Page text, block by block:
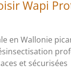
Wapi
en Wallonie
et sécurisées